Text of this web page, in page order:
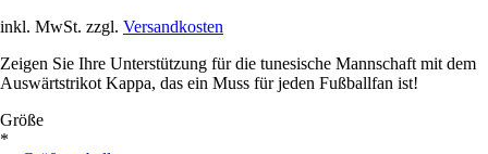
inkl. MwSt. zzgl. Versandkosten
Zeigen Sie Ihre Unterstützung für die tunesische Mannschaft mit dem
Auswärtstrikot Kappa, das ein Muss für jeden Fußballfan ist!
Größe
*